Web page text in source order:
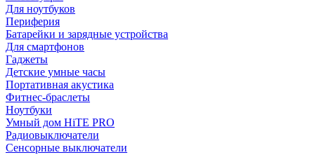
Для ноутбуков
Периферия
Батарейки и зарядные устройства
Для смартфонов
Гаджеты
Детские умные часы
Портативная акустика
Фитнес-браслеты
Ноутбуки
Умный дом HiTE PRO
Радиовыключатели
Сенсорные выключатели